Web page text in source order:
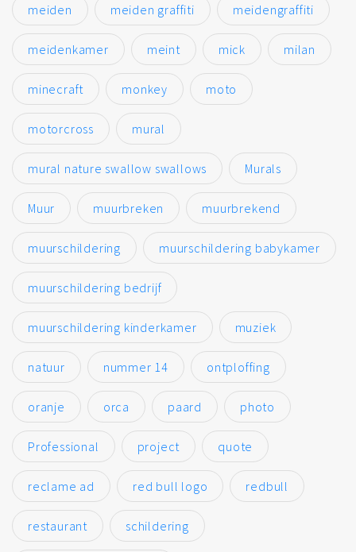
meiden meiden graffiti meidengraffiti
meidenkamer meint mick milan
minecraft monkey moto
motorcross mural
mural nature swallow swallows Murals
Muur muurbreken muurbrekend
muurschildering muurschildering babykamer
muurschildering bedrijf
muurschildering kinderkamer muziek
natuur nummer 14 ontploffing
oranje orca paard photo
Professional project quote
reclame ad red bull logo redbull
restaurant schildering